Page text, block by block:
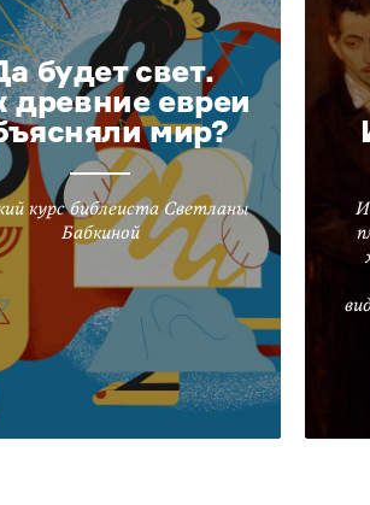
будет свет.
древние евреи
мир?
курс библеиста Светланы
Бабкиной